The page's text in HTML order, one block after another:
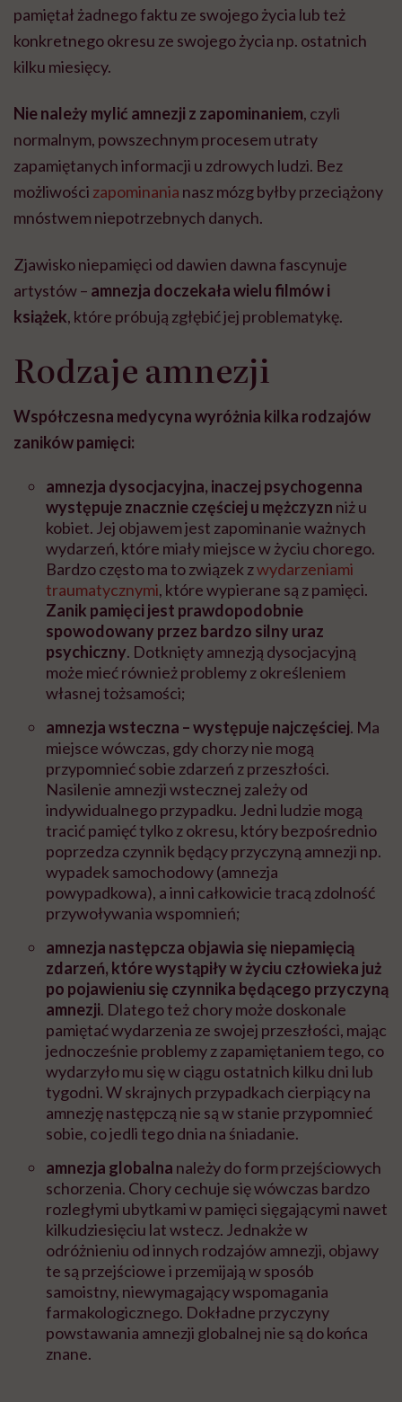
pamiętał żadnego faktu ze swojego życia lub też
konkretnego okresu ze swojego życia np. ostatnich
kilku miesięcy.
Nie należy mylić amnezji z zapominaniem, czyli
normalnym, powszechnym procesem utraty
zapamiętanych informacji u zdrowych ludzi. Bez
możliwości zapominania nasz mózg byłby przeciążony
mnóstwem niepotrzebnych danych.
Zjawisko niepamięci od dawien dawna fascynuje
artystów – amnezja doczekała wielu filmów i
książek, które próbują zgłębić jej problematykę.
Rodzaje amnezji
Współczesna medycyna wyróżnia kilka rodzajów
zaników pamięci:
amnezja dysocjacyjna, inaczej psychogenna
występuje znacznie częściej u mężczyzn niż u
kobiet. Jej objawem jest zapominanie ważnych
wydarzeń, które miały miejsce w życiu chorego.
Bardzo często ma to związek zwydarzeniami
traumatycznymi, które wypierane są z pamięci.
Zanik pamięci jest prawdopodobnie
spowodowany przez bardzo silny uraz
psychiczny. Dotknięty amnezją dysocjacyjną
może mieć również problemy z określeniem
własnej tożsamości;
amnezja wsteczna – występuje najczęściej. Ma
miejsce wówczas, gdy chorzy nie mogą
przypomnieć sobie zdarzeń z przeszłości.
Nasilenie amnezji wstecznej zależy od
indywidualnego przypadku. Jedni ludzie mogą
tracić pamięć tylko z okresu, który bezpośrednio
poprzedza czynnik będący przyczyną amnezji np.
wypadek samochodowy (amnezja
powypadkowa), a inni całkowicie tracą zdolność
przywoływania wspomnień;
amnezja następcza objawia się niepamięcią
zdarzeń, które wystąpiły w życiu człowieka już
po pojawieniu się czynnika będącego przyczyną
amnezji. Dlatego też chory może doskonale
pamiętać wydarzenia ze swojej przeszłości, mając
jednocześnie problemy z zapamiętaniem tego, co
wydarzyło mu się w ciągu ostatnich kilku dni lub
tygodni. W skrajnych przypadkach cierpiący na
amnezję następczą nie są w stanie przypomnieć
sobie, co jedli tego dnia na śniadanie.
amnezja globalna należy do form przejściowych
schorzenia. Chory cechuje się wówczas bardzo
rozległymi ubytkami w pamięci sięgającymi nawet
kilkudziesięciu lat wstecz. Jednakże w
odróżnieniu od innych rodzajów amnezji, objawy
te są przejściowe i przemijają w sposób
samoistny, niewymagający wspomagania
farmakologicznego. Dokładne przyczyny
powstawania amnezji globalnej nie są do końca
znane.